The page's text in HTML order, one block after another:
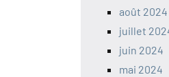
août 2024
juillet
juin 2024
mai 2024